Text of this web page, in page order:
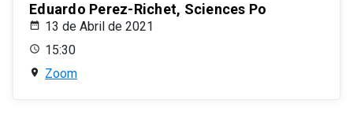
Eduardo Perez-Richet, Sciences Po
13 de Abril de 2021
15:30
Zoom